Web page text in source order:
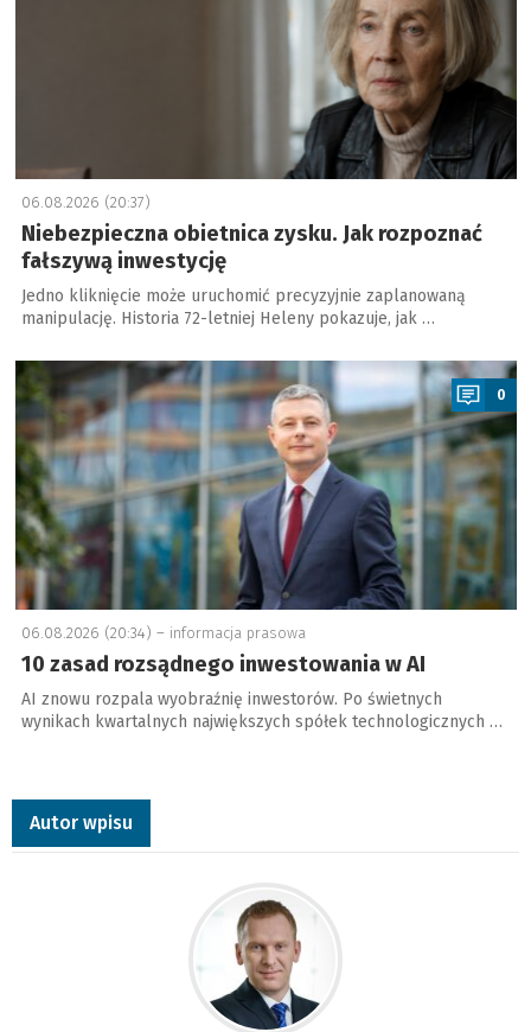
06.08.2026 (20:37)
Niebezpieczna obietnica zysku. Jak rozpoznać
fałszywą inwestycję
Jedno kliknięcie może uruchomić precyzyjnie zaplanowaną
manipulację. Historia 72-letniej Heleny pokazuje, jak …
a
0
06.08.2026 (20:34) – informacja prasowa
10 zasad rozsądnego inwestowania w AI
AI znowu rozpala wyobraźnię inwestorów. Po świetnych
wynikach kwartalnych największych spółek technologicznych …
Autor wpisu